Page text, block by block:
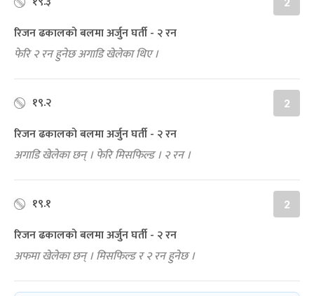
रिजन ढकालको बलमा अर्जुन घर्ती - २ रन
फेरि २ रन हुनेछ अगाडि खेलेका थिए ।
१९.२ 2
रिजन ढकालको बलमा अर्जुन घर्ती - २ रन
अगाडि खेलेका छन् । फेरि मिसफिल्ड । २ रन ।
१९.१ 2
रिजन ढकालको बलमा अर्जुन घर्ती - २ रन
अफमा खेलेका छन् । मिसफिल्ड र २ रन हुनेछ ।